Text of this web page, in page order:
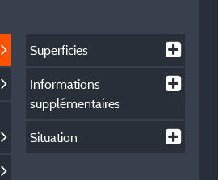
Superficies
Informations
supplémentaires
Situation